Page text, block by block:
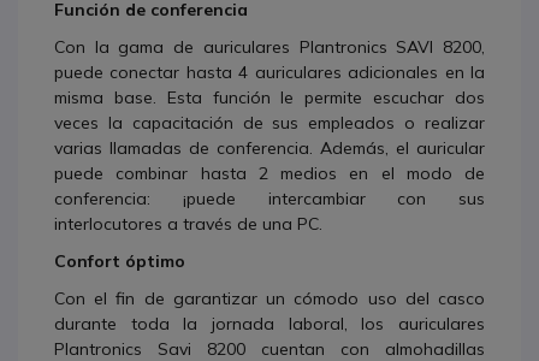
Función de conferencia
Con la gama de auriculares Plantronics SAVI 8200,
puede conectar hasta 4 auriculares adicionales en la
misma base. Esta función le permite escuchar dos
veces la capacitación de sus empleados o realizar
varias llamadas de conferencia. Además, el auricular
puede combinar hasta 2 medios en el modo de
conferencia: ¡puede intercambiar con sus
interlocutores a través de una PC.
Confort óptimo
Con el fin de garantizar un cómodo uso del casco
durante toda la jornada laboral, los auriculares
Plantronics Savi 8200 cuentan con almohadillas